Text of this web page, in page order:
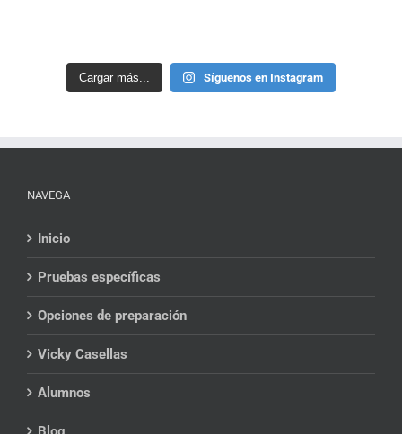
Cargar más... Síguenos en Instagram
NAVEGA
Inicio
Pruebas específicas
Opciones de preparación
Vicky Casellas
Alumnos